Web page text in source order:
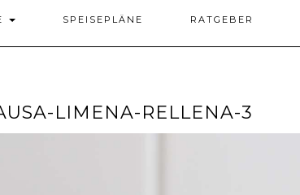
SPEISEPLÄNE RATGEBER
LIMENA-RELLENA-3